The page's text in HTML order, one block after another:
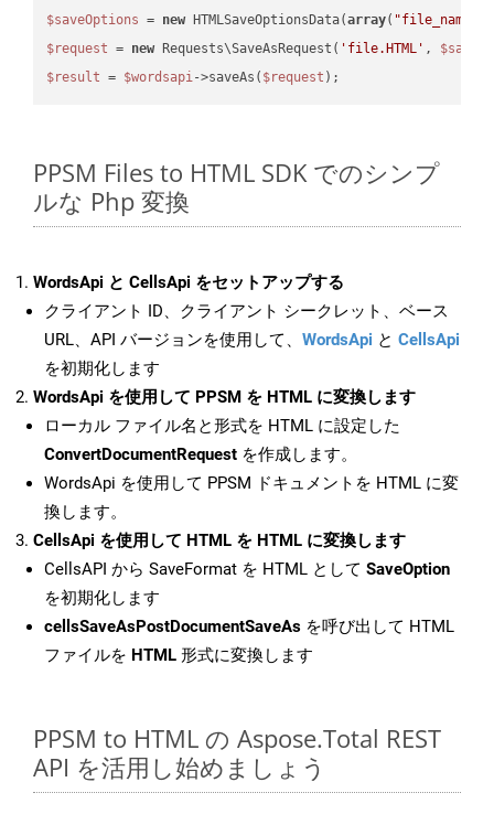
$saveOptions = new HTMLSaveOptionsData(array( "file_name"
$request = new Requests\SaveAsRequest( 'file.HTML' ,
$result = $wordsapi->saveAs( $request
PPSM Files to HTML SDK でのシンプ
ルな Php 変換
WordsApi と CellsApi をセットアップする
クライアント ID、クライアント シークレット、ベース
URL、API バージョンを使用して、 WordsApi と CellsApi
を初期化します
WordsApi を使用して PPSM を HTML に変換します
ローカル ファイル名と形式を HTML に設定した
ConvertDocumentRequest を作成します。
WordsApi を使用して PPSM ドキュメントを HTML に変
換します。
CellsApi を使用して HTML を HTML に変換します
CellsAPI から SaveFormat を HTML として SaveOption
を初期化します
cellsSaveAsPostDocumentSaveAs を呼び出して HTML
ファイルを HTML 形式に変換します
PPSM to HTML の Aspose.Total REST
API を活用し始めましょう